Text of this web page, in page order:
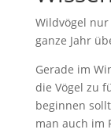
Wildvögel
ganze Jahr
Gerade im
die Vögel zu
beginnen
man auch im